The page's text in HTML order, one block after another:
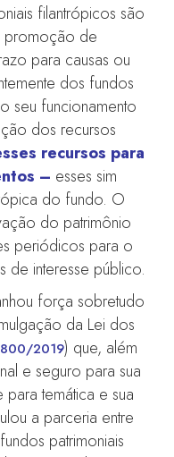
filantrópicos são
promoção de
para causas ou
dos fundos
seu funcionamento
dos recursos
recursos para
– esses sim
do fundo. O
do patrimônio
periódicos para o
de interesse público.
força sobretudo
da Lei dos
2019) que, além
e seguro para sua
temática e sua
a parceria entre
patrimoniais